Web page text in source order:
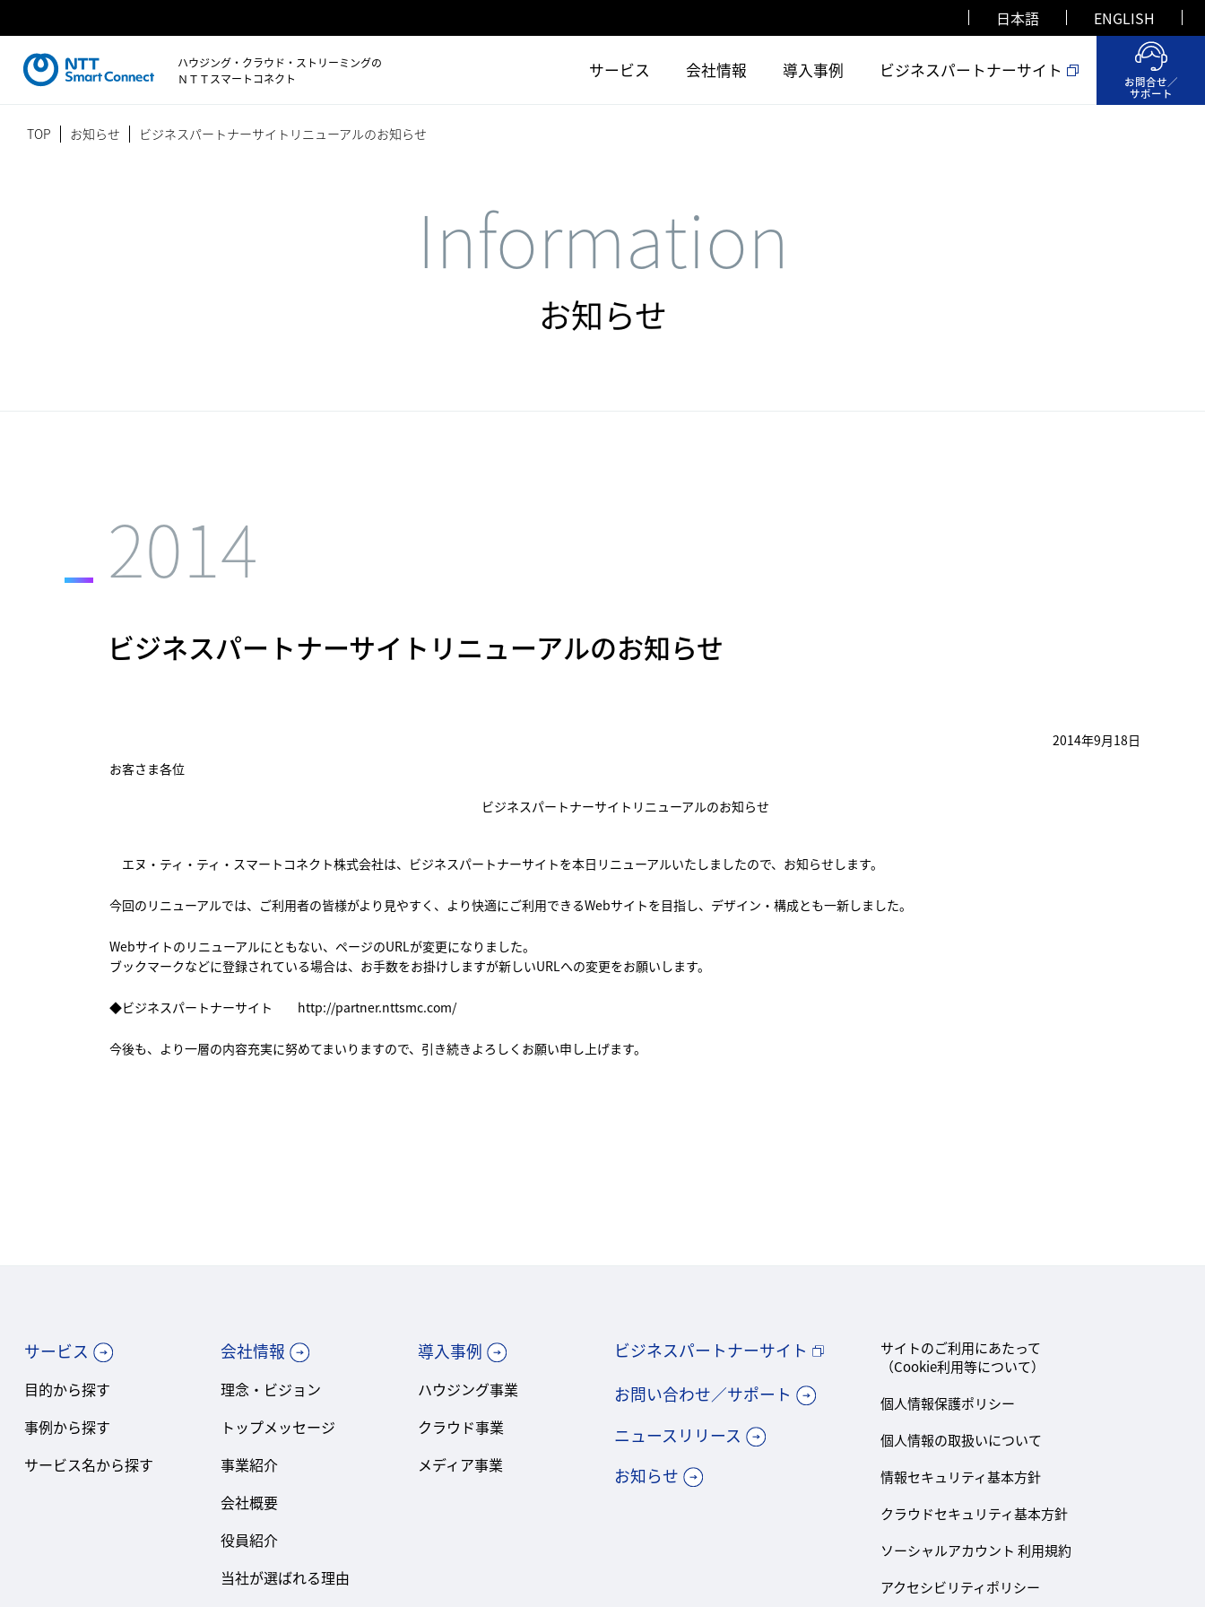
日本語 ENGLISH
ハウジング・クラウド・ストリーミングの
ＮＴＴスマートコネクト
サービス 会社情報 導入事例 ビジネスパートナーサイト
お問合せ／
サポート
TOP お知らせ ビジネスパートナーサイトリニューアルのお知らせ
Information
お知らせ
2014
ビジネスパートナーサイトリニューアルのお知らせ
2014年9月18日
お客さま各位
ビジネスパートナーサイトリニューアルのお知らせ
エヌ・ティ・ティ・スマートコネクト株式会社は、ビジネスパートナーサイトを本日リニューアルいたしましたので、お知らせします。
今回のリニューアルでは、ご利用者の皆様がより見やすく、より快適にご利用できるWebサイトを目指し、デザイン・構成とも一新しました。
Webサイトのリニューアルにともない、ページのURLが変更になりました。
ブックマークなどに登録されている場合は、お手数をお掛けしますが新しいURLへの変更をお願いします。
◆ビジネスパートナーサイト http://partner.nttsmc.com/
今後も、より一層の内容充実に努めてまいりますので、引き続きよろしくお願い申し上げます。
サービス
目的から探す
事例から探す
サービス名から探す
会社情報
理念・ビジョン
トップメッセージ
事業紹介
会社概要
役員紹介
当社が選ばれる理由
導入事例
ハウジング事業
クラウド事業
メディア事業
ビジネスパートナーサイト
お問い合わせ／サポート
ニュースリリース
お知らせ
サイトのご利用にあたって
（Cookie利用等について）
個人情報保護ポリシー
個人情報の取扱いについて
情報セキュリティ基本方針
クラウドセキュリティ基本方針
ソーシャルアカウント 利用規約
アクセシビリティポリシー